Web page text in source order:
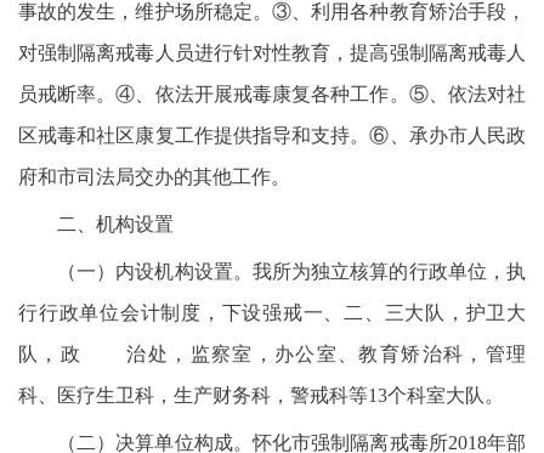
事故的发生，维护场所稳定。③、利用各种教育矫治手段，
对强制隔离戒毒人员进行针对性教育，提高强制隔离戒毒人
员戒断率。④、依法开展戒毒康复各种工作。⑤、依法对社
区戒毒和社区康复工作提供指导和支持。⑥、承办市人民政
府和市司法局交办的其他工作。
二、机构设置
（一）内设机构设置。我所为独立核算的行政单位，执
行行政单位会计制度，下设强戒一、二、三大队，护卫大
队，政 治处，监察室，办公室、教育矫治科，管理
科、医疗生卫科，生产财务科，警戒科等13个科室大队。
（二）决算单位构成。怀化市强制隔离戒毒所2018年部